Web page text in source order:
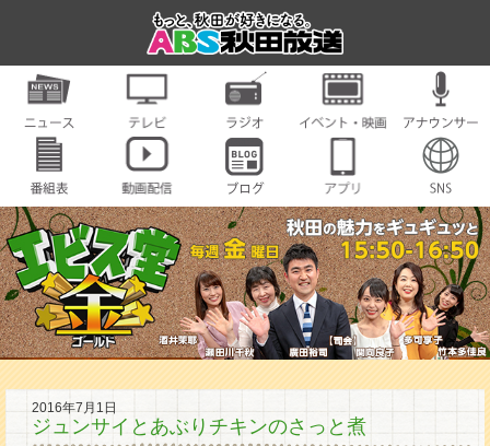
2016年7月1日
ジュンサイとあぶりチキンのさっと煮